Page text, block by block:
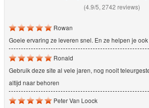
(4.9/5, 2742 reviews)
Rowan
Goeie ervaring ze leveren snel. En ze helpen je
Ronald
Gebruik deze site al vele jaren, nog nooit
altijd naar behoren
Peter Van Loock